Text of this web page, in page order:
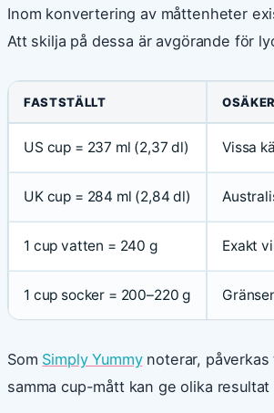
Inom konvertering av måttenheter
Att skilja på dessa är avgörande för
FASTSTÄLLT
US cup = 237 ml (2,37 dl) Vissa
UK cup = 284 ml (2,84 dl)
1 cup vatten = 240 g Exakt
1 cup socker = 200–220 g
Som Simply Yummynoterar, påverkas
samma cup-mått kan ge olika resultat